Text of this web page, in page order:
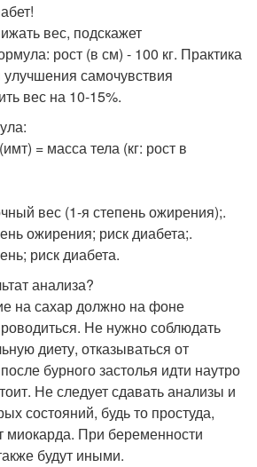
вес, подскажет
рост (в см) - 100 кг. Практика
улучшения самочувствия
вес на 10-15%.
= масса тела (кг: рост в
вес (1-я степень ожирения);.
ожирения; риск диабета;.
риск диабета.
анализа?
на сахар должно на фоне
Не нужно соблюдать
диету, отказываться от
бурного застолья идти наутро
Не следует сдавать анализы и
состояний, будь то простуда,
миокарда. При беременности
будут иными.